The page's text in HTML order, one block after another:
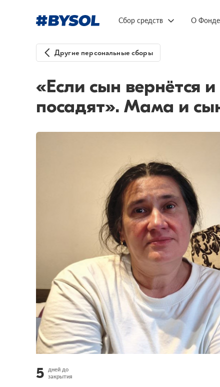
Сбор средств О Фонде
Другие персональные сборы
«Если сын вернётся
посадят». Мама и
5 дней до
закрытия